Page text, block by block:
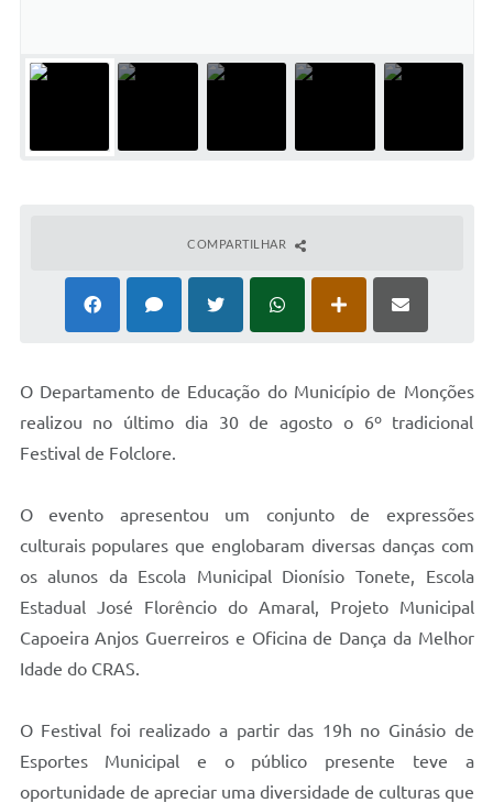
Galeria de Fotos
Turismo
Audiências Públicas
Ouvidoria
Contratos
Contas Públicas
COMPARTILHAR
ODepartamento de Educação do Município de Monções
realizou no último dia 30 de agosto o 6º tradicional
Festival de Folclore.
O evento apresentou um conjunto de expressões
culturais populares que englobaram diversas danças com
os alunos da Escola Municipal Dionísio Tonete, Escola
Estadual José Florêncio do Amaral, Projeto Municipal
Capoeira Anjos Guerreiros e Oficina de Dança da Melhor
Idade do CRAS.
O Festival foi realizado a partir das 19h no Ginásio de
Esportes Municipal e o público presente teve a
oportunidade de apreciar uma diversidade de culturas que